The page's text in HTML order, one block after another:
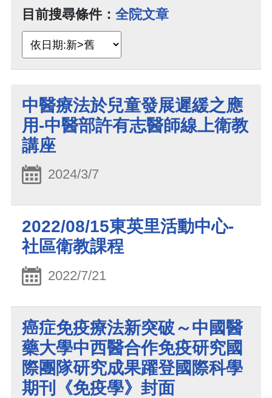
目前搜尋條件： 全院文章
中醫療法於兒童發展遲緩之應
用-中醫部許有志醫師線上衛教
講座
2024/3/7
2022/08/15東英里活動中心-
社區衛教課程
2022/7/21
癌症免疫療法新突破～中國醫
藥大學中西醫合作免疫研究國
際團隊研究成果躍登國際科學
期刊《免疫學》封面